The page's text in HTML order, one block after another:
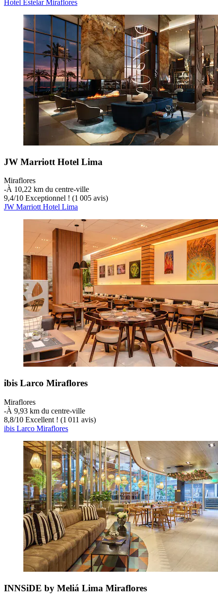
Hotel Estelar Miraflores
JW Marriott Hotel Lima
Miraflores
‐À 10,22 km du centre-ville
9,4/10 Exceptionnel ! (1 005 avis)
JW Marriott Hotel Lima
ibis Larco Miraflores
Miraflores
‐À 9,93 km du centre-ville
8,8/10 Excellent ! (1 011 avis)
ibis Larco Miraflores
INNSiDE by Meliá Lima Miraflores